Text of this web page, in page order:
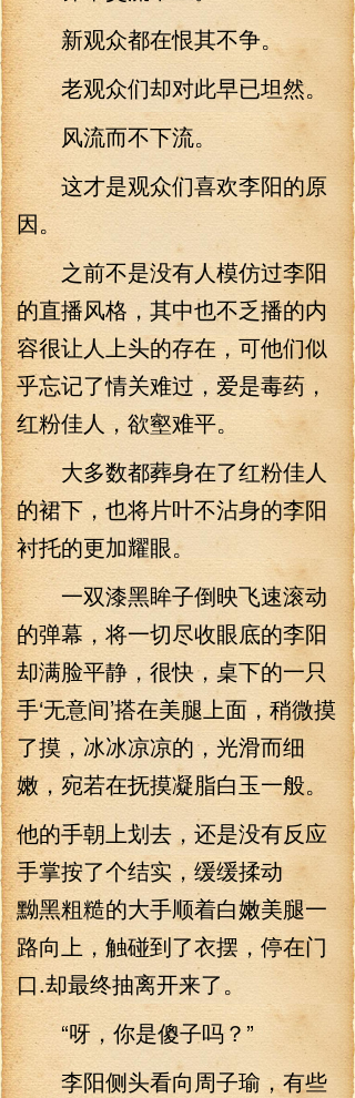
新观众都在恨其不争。
老观众们却对此早已坦然。
风流而不下流。
这才是观众们喜欢李阳的原
因。
之前不是没有人模仿过李阳
的直播风格，其中也不乏播的内
容很让人上头的存在，可他们似
乎忘记了情关难过，爱是毒药，
红粉佳人，欲壑难平。
大多数都葬身在了红粉佳人
的裙下，也将片叶不沾身的李阳
衬托的更加耀眼。
一双漆黑眸子倒映飞速滚动
的弹幕，将一切尽收眼底的李阳
却满脸平静，很快，桌下的一只
手‘无意间’搭在美腿上面，稍微摸
了摸，冰冰凉凉的，光滑而细
嫩，宛若在抚摸凝脂白玉一般。
他的手朝上划去，还是没有反应
手掌按了个结实，缓缓揉动
黝黑粗糙的大手顺着白嫩美腿一
路向上，触碰到了衣摆，停在门
口.却最终抽离开来了。
“呀，你是傻子吗？”
李阳侧头看向周子瑜，有些